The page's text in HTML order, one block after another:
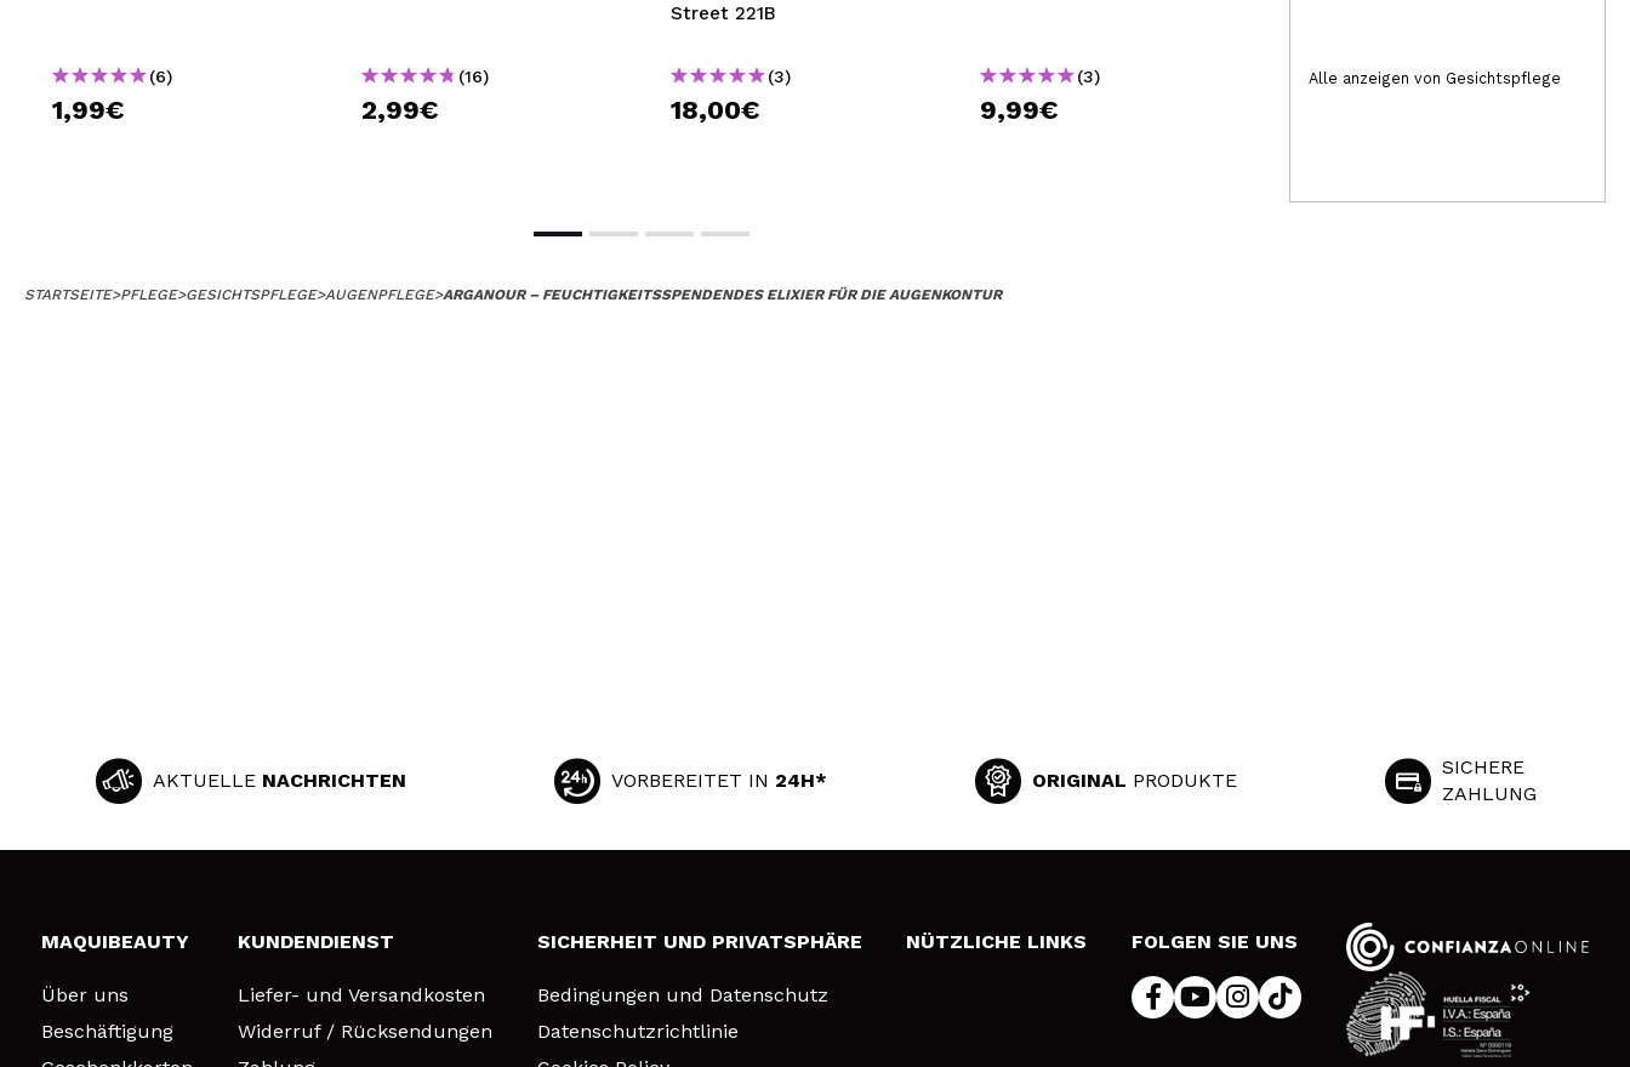
(6)
1,99€
(16)
2,99€
Street 221B
(3)
18,00€
(3)
9,99€
(50)
Alle anzeigen von Gesichtspflege
STARTSEITE>PFLEGE>GESICHTSPFLEGE>AUGENPFLEGE>ARGANOUR – FEUCHTIGKEITSSPENDENDES ELIXIER FÜR DIE AUGENKONTUR
AKTUELLE NACHRICHTEN VORBEREITET IN 24H* ORIGINAL PRODUKTE
SICHERE
ZAHLUNG
MAQUIBEAUTY
Über uns
Beschäftigung
KUNDENDIENST
Liefer- und Versandkosten
Widerruf / Rücksendungen
SICHERHEIT UND PRIVATSPHÄRE
Bedingungen und Datenschutz
Datenschutzrichtlinie
NÜTZLICHE LINKS FOLGEN SIE UNS